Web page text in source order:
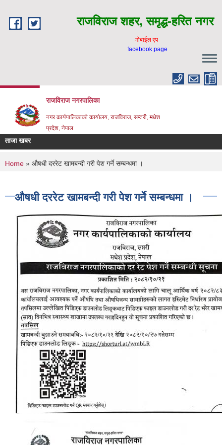
राजविराज शहर, समृद्ध-हरित नगर
माेबाईल एप
facebook page
राजविराज नगरपालिका
नगर कार्यपालिकाकाे कार्यालय, राजविराज, सप्तरी, मधेश
प्रदेश, नेपाल
ताजा खबर
You are here
Home » औषधी दररेट खामबन्दी गरी पेश गर्ने सम्बन्धमा ।
औषधी दररेट खामबन्दी गरी पेश गर्ने सम्बन्धमा ।